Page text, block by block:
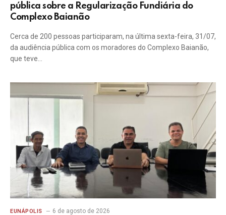
pública sobre a Regularização Fundiária do
Complexo Baianão
Cerca de 200 pessoas participaram, na última sexta-feira, 31/07,
da audiência pública com os moradores do Complexo Baianão,
que teve…
EUNÁPOLIS 6 de agosto de 2026